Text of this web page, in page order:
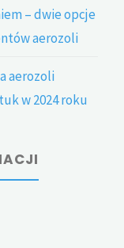
– dwie opcje
aerozoli
aerozoli
w 2024 roku